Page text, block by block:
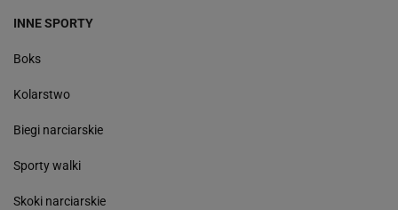
INNE SPORTY
Boks
Kolarstwo
Biegi narciarskie
Sporty walki
Skoki narciarskie